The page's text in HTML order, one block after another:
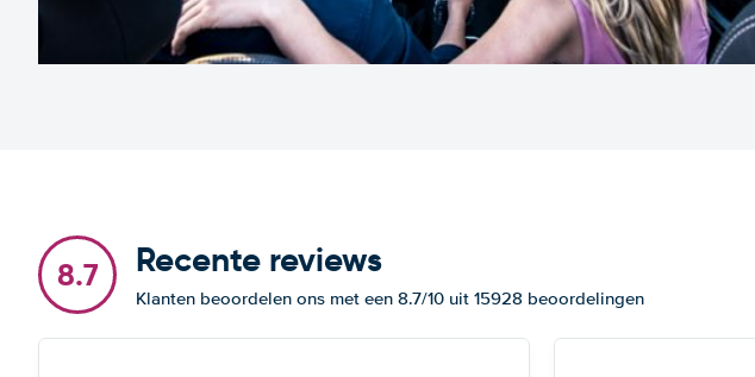
8.7 Recente reviews
Klanten beoordelen ons met een 8.7/10 uit 15928 beoordelingen